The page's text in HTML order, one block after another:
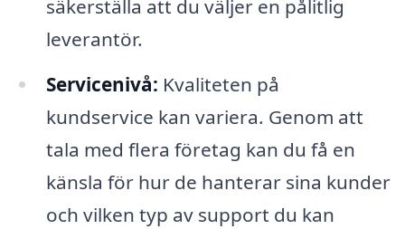
säkerställa att du väljer en pålitlig
leverantör.
Servicenivå: Kvaliteten på
kundservice kan variera. Genom att
tala med flera företag kan du få en
känsla för hur de hanterar sina kunder
och vilken typ av support du kan